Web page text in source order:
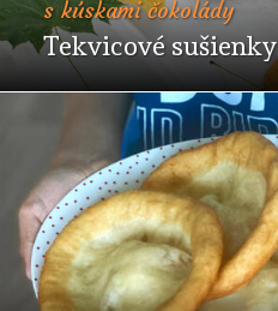
s kúskami čokolády
Tekvicové sušienky